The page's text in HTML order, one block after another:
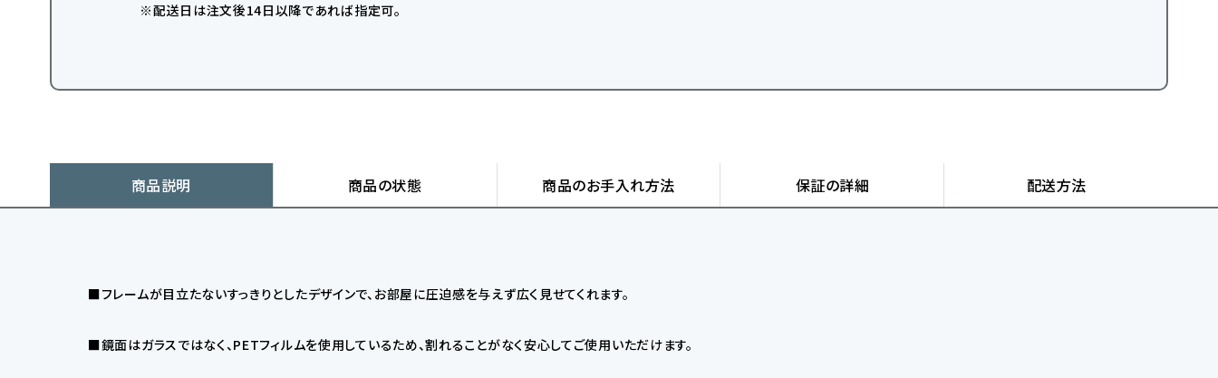
※配送日は注文後14日以降であれば指定可。
商品説明 商品の状態 商品のお手入れ方法 保証の詳細 配送方法
■フレームが目立たないすっきりとしたデザインで、お部屋に圧迫感を与えず広く見せてくれます。
■鏡面はガラスではなく、PETフィルムを使用しているため、割れることがなく安心してご使用いただけます。